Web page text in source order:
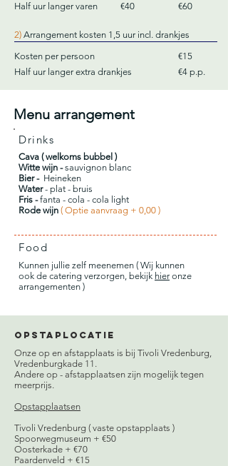
Half uur langer varen
€40 €60
2) Arrangement kosten 1,5 uur incl. drankjes
Kosten per persoon
€15
Half uur langer extra drankjes
€4 p.p.
Menu arrangement
Drinks
Cava ( welkoms bubbel )
Witte wijn -sauvignon blanc
Bier - Heineken
Water- plat - bruis
Fris -fanta - cola - cola light
Rode wijn ( Optie aanvraag + 0,00 )
Food
Kunnen jullie zelf meenemen ( Wij kunnen
ook de catering verzorgen, bekijk hieronze
arrangementen )
Opstaplocatie
Onze op en afstapplaats is bij Tivoli Vredenburg,
Vredenburgkade 11.
Andere op - afstapplaatsen zijn mogelijk tegen
meerprijs.
Opstapplaatsen
Tivoli Vredenburg ( vaste opstapplaats )
Spoorwegmuseum + €50
Oosterkade + €70
Paardenveld + €15